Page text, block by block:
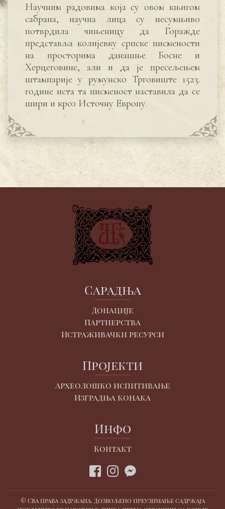
Научним радовима која су овом књигом
сабрана, научна лица су несумњиво
потврдила чињеницу да Горажде
представља колијевку српске писмености
на просторима данашње Босне и
Херцеговине, али и да је пресељењем
штампарије у румунско Трговиште 1523.
године иста та писменост наставила да се
шири и кроз Источну Европу.
Сарадња
Донације
Партнерства
Истраживачки ресурси
Пројекти
Археолошко испитивање
Изградња конака
Инфо
Контакт
© Сва права задржана. Дозвољено преузимање садржаја